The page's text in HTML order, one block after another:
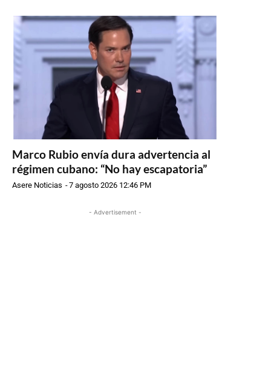
Marco Rubio envía dura advertencia al
régimen cubano: “No hay escapatoria”
Asere Noticias -7 agosto 2026 12:46 PM
- Advertisement -